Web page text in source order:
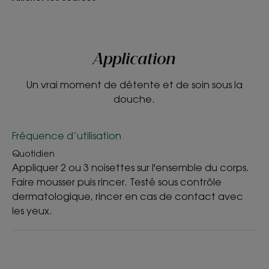
Gel crème
la douche un vrai moment de soin.
Senteur du contenu
Parfum relaxant aux notes de fleur de frangipanier, eau
de coco et vanille.
*Selon la norme OCDE301B.
Application
Un vrai moment de détente et de soin sous la
douche.
Fréquence d’utilisation
Quotidien
Appliquer 2 ou 3 noisettes sur l'ensemble du corps.
Faire mousser puis rincer. Testé sous contrôle
dermatologique, rincer en cas de contact avec
les yeux.